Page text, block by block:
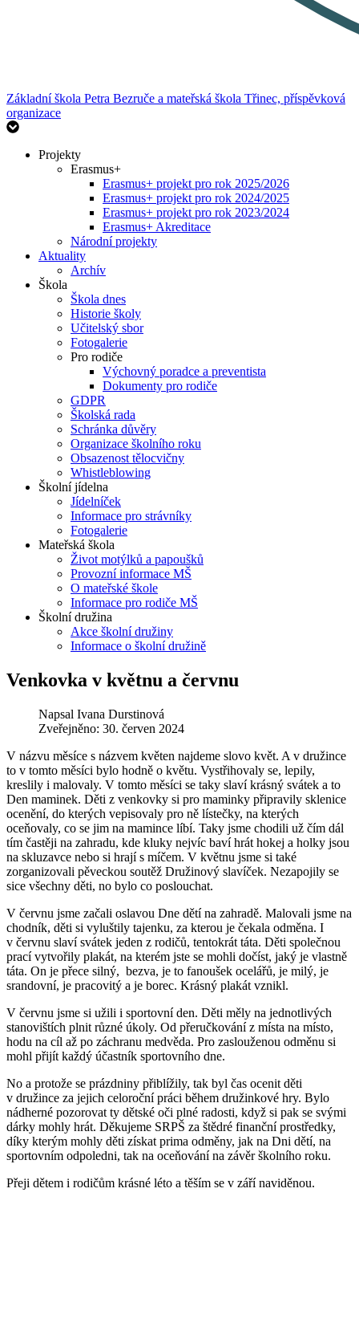
Základní škola Petra Bezruče a mateřská škola Třinec, příspěvková
organizace
Projekty
Erasmus+
Erasmus+ projekt pro rok 2025/2026
Erasmus+ projekt pro rok 2024/2025
Erasmus+ projekt pro rok 2023/2024
Erasmus+ Akreditace
Národní projekty
Aktuality
Archív
Škola
Škola dnes
Historie školy
Učitelský sbor
Fotogalerie
Pro rodiče
Výchovný poradce a preventista
Dokumenty pro rodiče
GDPR
Školská rada
Schránka důvěry
Organizace školního roku
Obsazenost tělocvičny
Whistleblowing
Školní jídelna
Jídelníček
Informace pro strávníky
Fotogalerie
Mateřská škola
Život motýlků a papoušků
Provozní informace MŠ
O mateřské škole
Informace pro rodiče MŠ
Školní družina
Akce školní družiny
Informace o školní družině
Venkovka v květnu a červnu
Napsal Ivana Durstinová
Zveřejněno: 30. červen 2024
V názvu měsíce s názvem květen najdeme slovo květ. A v družince
to v tomto měsíci bylo hodně o květu. Vystřihovaly se, lepily,
kreslily i malovaly. V tomto měsíci se taky slaví krásný svátek a to
Den maminek. Děti z venkovky si pro maminky připravily sklenice
ocenění, do kterých vepisovaly pro ně lístečky, na kterých
oceňovaly, co se jim na mamince líbí. Taky jsme chodili už čím dál
tím častěji na zahradu, kde kluky nejvíc baví hrát hokej a holky jsou
na skluzavce nebo si hrají s míčem. V květnu jsme si také
zorganizovali pěveckou soutěž Družinový slavíček. Nezapojily se
sice všechny děti, no bylo co poslouchat.
V červnu jsme začali oslavou Dne dětí na zahradě. Malovali jsme na
chodník, děti si vyluštily tajenku, za kterou je čekala odměna. I
v červnu slaví svátek jeden z rodičů, tentokrát táta. Děti společnou
prací vytvořily plakát, na kterém jste se mohli dočíst, jaký je vlastně
táta. On je přece silný, bezva, je to fanoušek ocelářů, je milý, je
srandovní, je pracovitý a je borec. Krásný plakát vznikl.
V červnu jsme si užili i sportovní den. Děti měly na jednotlivých
stanovištích plnit různé úkoly. Od přeručkování z místa na místo,
hodu na cíl až po záchranu medvěda. Pro zaslouženou odměnu si
mohl přijít každý účastník sportovního dne.
No a protože se prázdniny přiblížily, tak byl čas ocenit děti
v družince za jejich celoroční práci během družinkové hry. Bylo
nádherné pozorovat ty dětské oči plné radosti, když si pak se svými
dárky mohly hrát. Děkujeme SRPŠ za štědré finanční prostředky,
díky kterým mohly děti získat prima odměny, jak na Dni dětí, na
sportovním odpoledni, tak na oceňování na závěr školního roku.
Přeji dětem i rodičům krásné léto a těším se v září naviděnou.